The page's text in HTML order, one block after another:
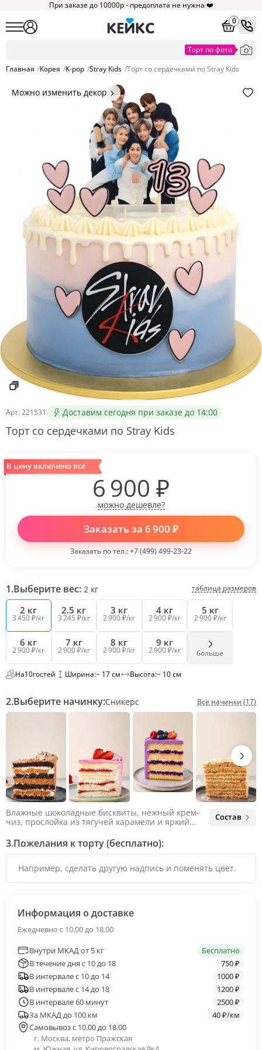
При заказе до 10000р - предоплата не нужна ❤️
0
Главная /Корея /K-pop /Stray Kids /Торт со сердечками по Stray Kids
Можно изменить декор
Цвет покрытия, надписи,
элементы и фигурки.
Арт. 221531 Доставим сегодня при заказе до 14:00
Торт со сердечками по Stray Kids
1.Выберите вес: 2 кг таблица размеров
2 кг
3 450 ₽/кг
2.5 кг
3 245 ₽/кг
3 кг
2 900 ₽/кг
4 кг
2 900 ₽/кг
5 кг
2 900 ₽/кг
6 кг
2 900 ₽/кг
7 кг
2 900 ₽/кг
8 кг
2 900 ₽/кг
9 кг
2 900 ₽/кг больше
На10гостей Ширина:~ 17 см Высота:~ 10 см
2.Выберите начинку:Сникерс Все начинки (17)
Влажные шоколадные бисквиты, нежный крем-
чиз, прослойка из тягучей карамели и яркий
яркий вкус шоколада и тягучей карамели, не
оставляя ни единого шанса остаться
Состав
3.Пожелания к торту (бесплатно):
В цену включено все
6 900 ₽
можно дешевле?
Заказать за 6 900 ₽
Заказать по тел.:+7 (499) 499-23-22
Информация о доставке
Ежедневно с 10.00 до 18.00
Внутри МКАД от 5 кг
Бесплатно
В течение дня с 10 до 18
750 ₽
В интервале с 10 до 14
1000 ₽
В интервале с 14 до 18
1200 ₽
В интервале 60 минут
2500 ₽
За МКАД до 100 км
40 ₽/км
Самовывоз с 10.00 до 18.00
г. Москва, метро Пражская